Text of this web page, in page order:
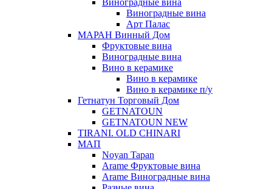
Виноградные вина
Виноградные вина
Арт Палас
МАРАН Винный Дом
Фруктовые вина
Виноградные вина
Вино в керамике
Вино в керамике
Вино в керамике п/у
Гетнатун Торговый Дом
GETNATOUN
GETNATOUN NEW
TIRANI. OLD CHINARI
МАП
Noyan Tapan
Arame Фруктовые вина
Arame Виноградные вина